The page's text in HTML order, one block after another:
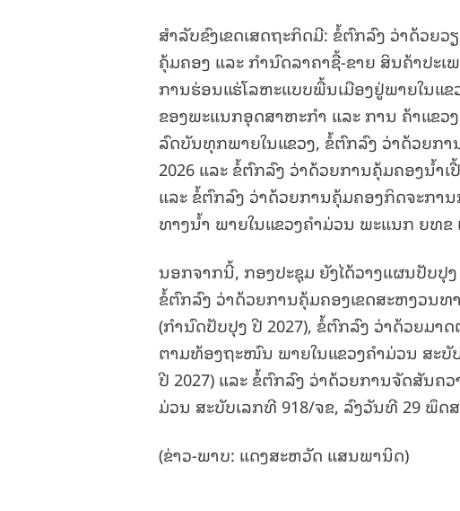
ສຳລັບຂົງເຂດເສດຖະກິດມີ: ຂໍ້ຕົກລົງ ວ່າດ້ວຍ
ຄຸ້ມຄອງ ແລະ ກໍານົດລາຄາຊື້-ຂາຍ ສິນຄ້າປະ
ການຮ່ອນແຮ່ໂລຫະແບບພື້ນເມືອງຢູ່ພາຍໃນແ
ຂອງພະແນກອຸດສາຫະກຳ ແລະ ການ ຄ້າແຂ
ລົດບັນທຸກພາຍໃນແຂວງ, ຂໍ້ຕົກລົງ ວ່າດ້ວຍກ
2026 ແລະ ຂໍ້ຕົກລົງ ວ່າດ້ວຍການຄຸ້ມຄອງນໍ້າ
ແລະ ຂໍ້ຕົກລົງ ວ່າດ້ວຍການຄຸ້ມຄອງກິດຈະກາ
ທາງນໍ້າ ພາຍໃນແຂວງຄຳມ່ວນ ພະແນກ ຍທຂ
ນອກຈາກນີ້, ກອງປະຊຸມ ຍັງໄດ້ວາງແຜນປັບປຸງ
ຂໍ້ຕົກລົງ ວ່າດ້ວຍການຄຸ້ມຄອງເຂດສະຫງວນທ
(ກໍານົດປັບປຸງ ປີ 2027), ຂໍ້ຕົກລົງ ວ່າດ້ວຍມ
ຕາມທ້ອງຖະໜົນ ພາຍໃນແຂວງຄໍາມ່ວນ ສະບັ
ປີ 2027) ແລະ ຂໍ້ຕົກລົງ ວ່າດ້ວຍການຈັດສັນຄ
ມ່ວນ ສະບັບເລກທີ 918/ຈຂ, ລົງວັນທີ 29 ພຶດ
(ຂ່າວ-ພາບ: ແດງສະຫວັດ ແສນພານິດ)